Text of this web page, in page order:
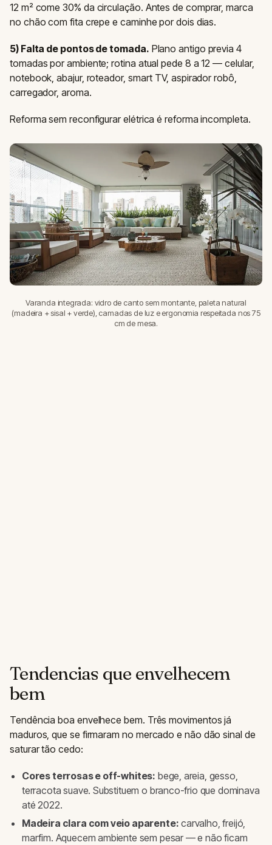
12 m² come 30% da circulação. Antes de comprar, marca
no chão com fita crepe e caminhe por dois dias.
5) Falta de pontos de tomada. Plano antigo previa 4
tomadas por ambiente; rotina atual pede 8 a 12 — celular,
notebook, abajur, roteador, smart TV, aspirador robô,
carregador, aroma.
Reforma sem reconfigurar elétrica é reforma incompleta.
Varanda integrada: vidro de canto sem montante, paleta natural
(madeira + sisal + verde), camadas de luz e ergonomia respeitada nos 75
cm de mesa.
Tendencias que envelhecem
bem
Tendência boa envelhece bem. Três movimentos já
maduros, que se firmaram no mercado e não dão sinal de
saturar tão cedo:
Cores terrosas e off-whites: bege, areia, gesso,
terracota suave. Substituem o branco-frio que dominava
até 2022.
Madeira clara com veio aparente: carvalho, freijó,
marfim. Aquecem ambiente sem pesar — e não ficam